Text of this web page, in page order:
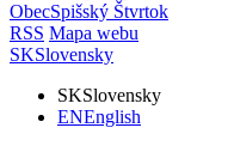
ObecSpišský Štvrtok
RSS Mapa webu
SKSlovensky
SKSlovensky
ENEnglish